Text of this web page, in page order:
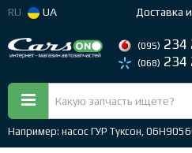
RU UA Доставка
(095) 234
(068) 234
Например: насос ГУР Туксон,